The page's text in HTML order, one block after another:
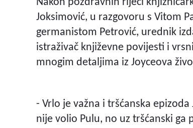
Nakon pozdravnih riječi
Joksimović, u razgovoru s Vitom
germanistom Petrović, urednik
istraživač književne povijesti i
mnogim detaljima iz Joyceova
- Vrlo je važna i tršćanska
nije volio Pulu, no uz tršćanski